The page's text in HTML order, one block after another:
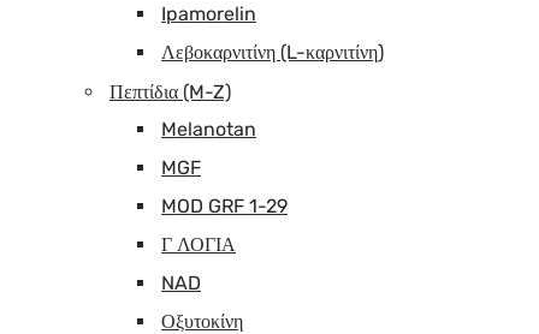
Ipamorelin
Λεβοκαρνιτίνη (L-καρνιτίνη)
Πεπτίδια (M-Z)
Melanotan
MGF
MOD GRF 1-29
Γ ΛΟΓΙΑ
NAD
Οξυτοκίνη